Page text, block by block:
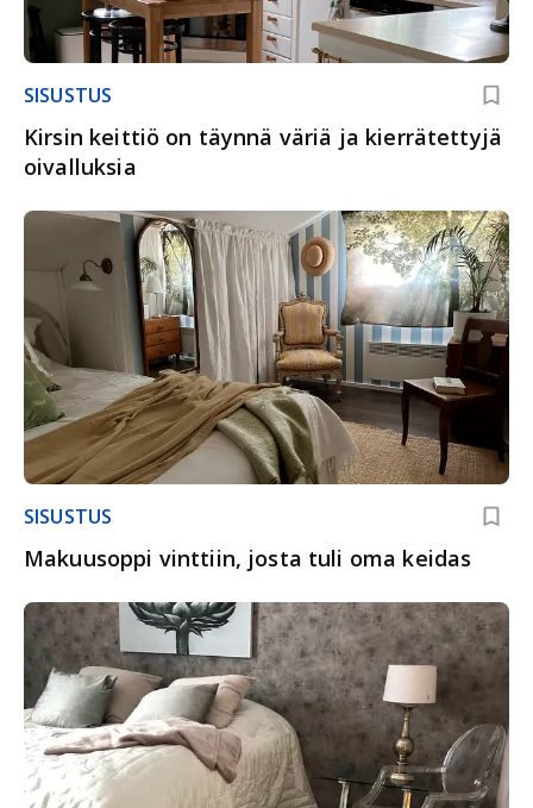
SISUSTUS
Kirsin keittiö on täynnä väriä ja kierrätettyjä
oivalluksia
SISUSTUS
Makuusoppi vinttiin, josta tuli oma keidas